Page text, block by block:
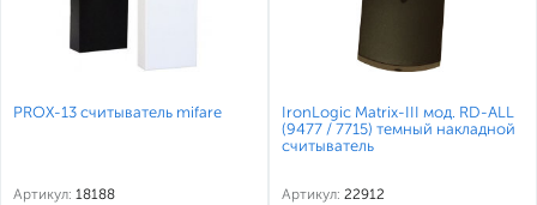
PROX-13 считыватель mifare
Артикул: 18188
IronLogic Matrix-III мод. RD-ALL
(9477 / 7715) темный накладной
считыватель
Артикул: 22912